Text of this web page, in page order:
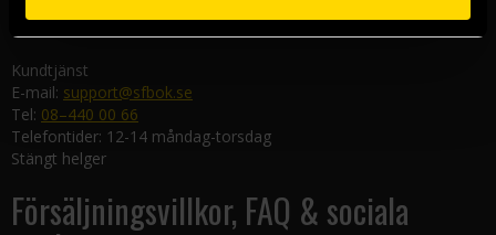
582 19 Linköping
Kundtjänst
E-mail: support@sfbok.se
Tel: 08–440 00 66
Telefontider: 12-14 måndag-torsdag
Stängt helger
Försäljningsvillkor, FAQ & sociala